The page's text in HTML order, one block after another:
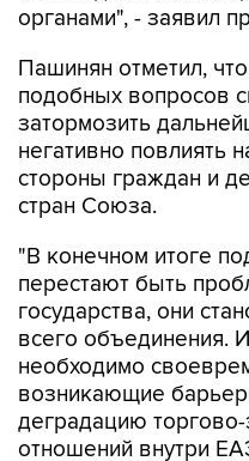
органами", - заявил
Пашинян отметил,
подобных вопросов
затормозить
негативно повлиять
стороны граждан и
стран Союза.
"В конечном итоге
перестают быть
государства, они
всего объединения.
необходимо
возникающие
деградацию
отношений внутри